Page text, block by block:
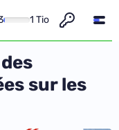
1 Tio
sur les